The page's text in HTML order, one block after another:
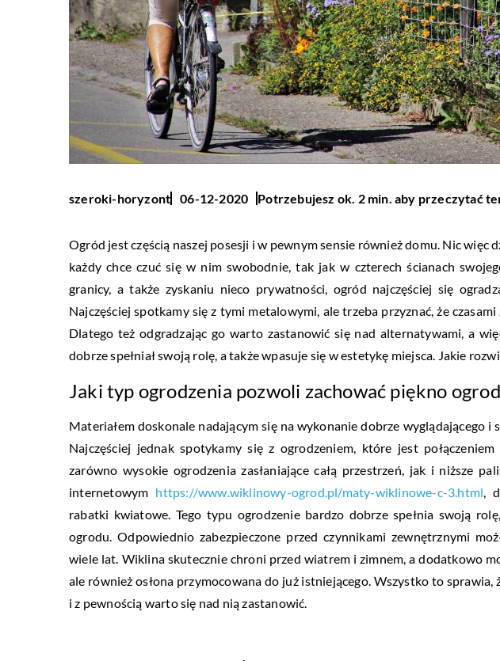
szeroki-horyzont 06-12-2020 Potrzebujesz ok. 2 min. aby przeczytać
Ogród jest częścią naszej posesji i w pewnym sensie również domu. Nic więc
każdy chce czuć się w nim swobodnie, tak jak w czterech ścianach
granicy, a także zyskaniu nieco prywatności, ogród najczęściej się
Najczęściej spotkamy się z tymi metalowymi, ale trzeba przyznać, że
Dlatego też odgradzając go warto zastanowić się nad alternatywami, a
dobrze spełniał swoją rolę, a także wpasuje się w estetykę miejsca. Jakie
Jaki typ ogrodzenia pozwoli zachować piękno
Materiałem doskonale nadającym się na wykonanie dobrze wyglądającego i
Najczęściej jednak spotykamy się z ogrodzeniem, które jest
zarówno wysokie ogrodzenia zasłaniające całą przestrzeń, jak i niższe
internetowym https://www.wiklinowy-ogrod.pl/maty-wiklinowe-c-3.html ,
rabatki kwiatowe. Tego typu ogrodzenie bardzo dobrze spełnia swoją
ogrodu. Odpowiednio zabezpieczone przed czynnikami zewnętrznymi
wiele lat. Wiklina skutecznie chroni przed wiatrem i zimnem, a dodatkowo
ale również osłona przymocowana do już istniejącego. Wszystko to
i z pewnością warto się nad nią zastanowić.